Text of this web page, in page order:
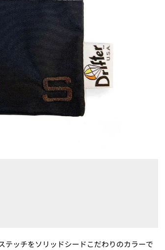
ッチをソリッドシードこだわりのカラーで